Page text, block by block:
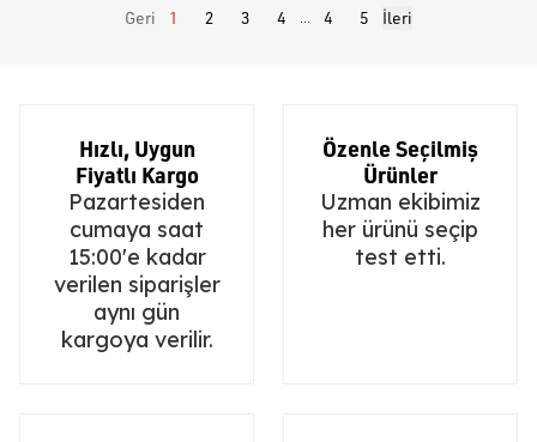
Geri 1 2 3 4 4 5 İleri
Hızlı, Uygun
Fiyatlı Kargo
Pazartesiden
cumaya saat
15:00'e kadar
verilen siparişler
aynı gün
kargoya verilir.
Özenle Seçilmiş
Ürünler
Uzman ekibimiz
her ürünü seçip
test etti.